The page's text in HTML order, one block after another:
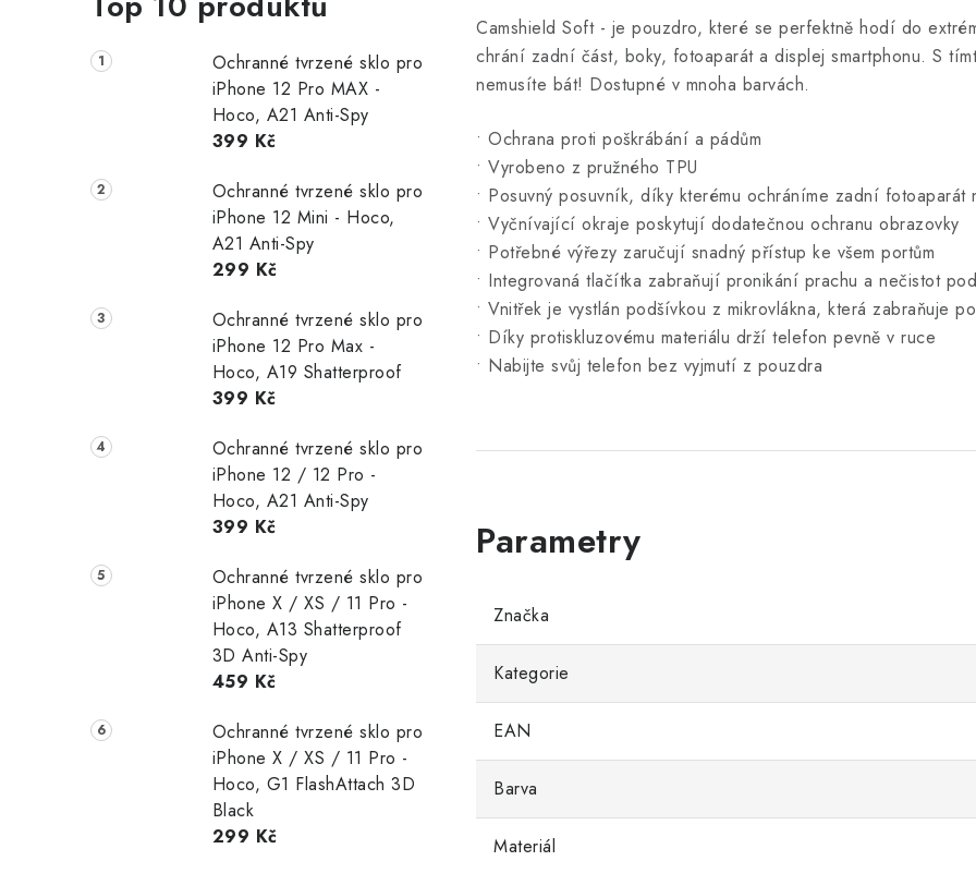
Ochranné tvrzené sklo pro
iPhone 12 Pro MAX -
Hoco, A21 Anti-Spy
399 Kč
Ochranné tvrzené sklo pro
iPhone 12 Mini - Hoco,
A21 Anti-Spy
299 Kč
Ochranné tvrzené sklo pro
iPhone 12 Pro Max -
Hoco, A19 Shatterproof
399 Kč
Ochranné tvrzené sklo pro
iPhone 12 / 12 Pro -
Hoco, A21 Anti-Spy
399 Kč
Ochranné tvrzené sklo pro
iPhone X / XS / 11 Pro -
Hoco, A13 Shatterproof
3D Anti-Spy
459 Kč
Ochranné tvrzené sklo pro
iPhone X / XS / 11 Pro -
Hoco, G1 FlashAttach 3D
Black
299 Kč
Camshield Soft - je pouzdro, které se perfektně hodí do
chrání zadní část, boky, fotoaparát a displej smartphonu. S
nemusíte bát! Dostupné v mnoha barvách.
• Ochrana proti poškrábání a pádům
• Vyrobeno z pružného TPU
• Posuvný posuvník, díky kterému ochráníme zadní fotoaparát
• Vyčnívající okraje poskytují dodatečnou ochranu obrazovky
• Potřebné výřezy zaručují snadný přístup ke všem portům
• Integrovaná tlačítka zabraňují pronikání prachu a nečistot
• Vnitřek je vystlán podšívkou z mikrovlákna, která zabraňuje
• Díky protiskluzovému materiálu drží telefon pevně v ruce
• Nabijte svůj telefon bez vyjmutí z pouzdra
Značka
Kategorie
EAN
Barva
Materiál